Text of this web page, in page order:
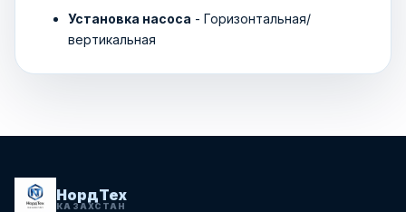
Установка насоса - Горизонтальная/
вертикальная
НордТех
КАЗАХСТАН